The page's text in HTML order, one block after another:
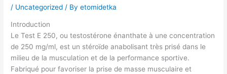
/ Uncategorized / Byetomidetka
Introduction
Le Test E 250, ou testostérone énanthate à une concentration
de 250 mg/ml, est un stéroïde anabolisant très prisé dans le
milieu de la musculation et de la performance sportive.
Fabriqué pour favoriser la prise de masse musculaire et